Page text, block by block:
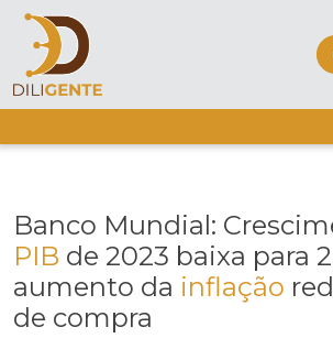
Skip
content
Banco Mundial:
PIB de 2023 baixa para
aumento da inflação
de compra